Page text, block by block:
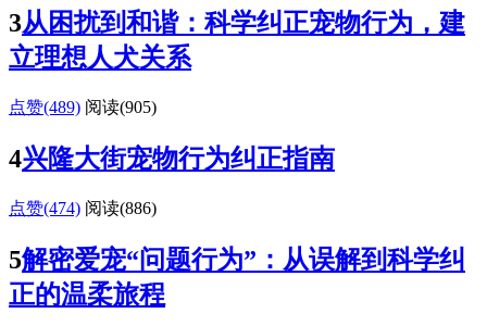
3从困扰到和谐：科学纠正宠物行为，建
立理想人犬关系
点赞(489) 阅读(905)
4兴隆大街宠物行为纠正指南
点赞(474) 阅读(886)
5解密爱宠“问题行为”：从误解到科学纠
正的温柔旅程